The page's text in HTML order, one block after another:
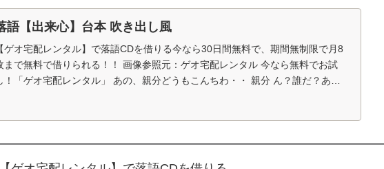
語【出来心】台本 吹き出し風
【ゲオ宅配レンタル】で落語CDを借りる今なら30日間無料で、期間無制限で月8
まで無料で借りられる！！ 画像参照元：ゲオ宅配レンタル 今なら無料でお試
！「ゲオ宅配レンタル」 あの、親分どうもこんちわ・・ 親分 ん？誰だ？ああ